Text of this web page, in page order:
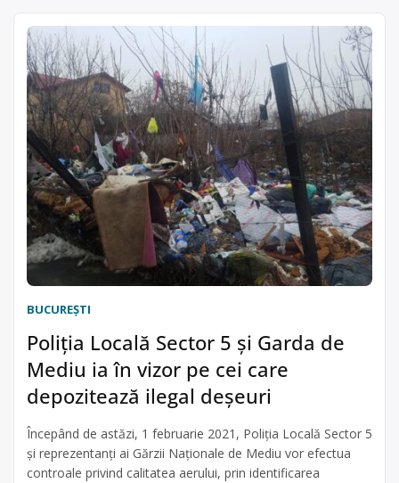
BUCUREŞTI
Poliția Locală Sector 5 și Garda de
Mediu ia în vizor pe cei care
depozitează ilegal deșeuri
Începând de astăzi, 1 februarie 2021, Poliția Locală Sector 5
și reprezentanți ai Gărzii Naționale de Mediu vor efectua
controale privind calitatea aerului, prin identificarea